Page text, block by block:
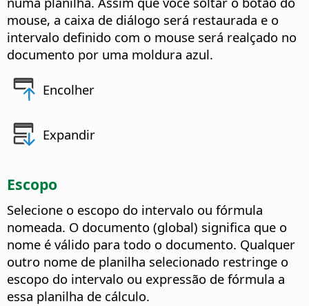
mouse, a caixa de diálogo será restaurada e o
intervalo definido com o mouse será realçado no
documento por uma moldura azul.
Encolher
Expandir
Escopo
Selecione o escopo do intervalo ou fórmula
nomeada. O documento (global) significa que o
nome é válido para todo o documento. Qualquer
outro nome de planilha selecionado restringe o
escopo do intervalo ou expressão de fórmula a
essa planilha de cálculo.